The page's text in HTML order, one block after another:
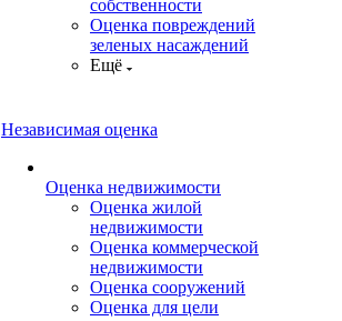
собственности
Оценка повреждений
зеленых насаждений
Ещё
Независимая оценка
Оценка недвижимости
Оценка жилой
недвижимости
Оценка коммерческой
недвижимости
Оценка сооружений
Оценка для цели